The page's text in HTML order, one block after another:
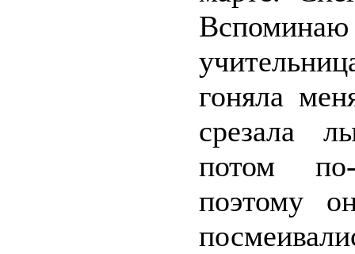
гоняла
срезала
потом по-
поэтому